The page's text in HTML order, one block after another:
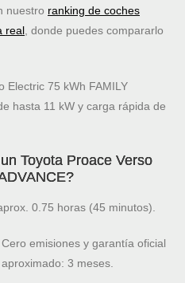
nuestro ranking de coches
real , donde puedes compararlo
Electric 75 kWh FAMILY
hasta 11 kW y carga rápida de
Toyota Proace Verso
0.75 horas (45 minutos).
emisiones y garantía oficial
3 meses.